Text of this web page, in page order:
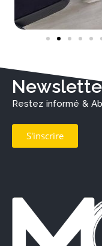
Restez informé &
S'inscrire